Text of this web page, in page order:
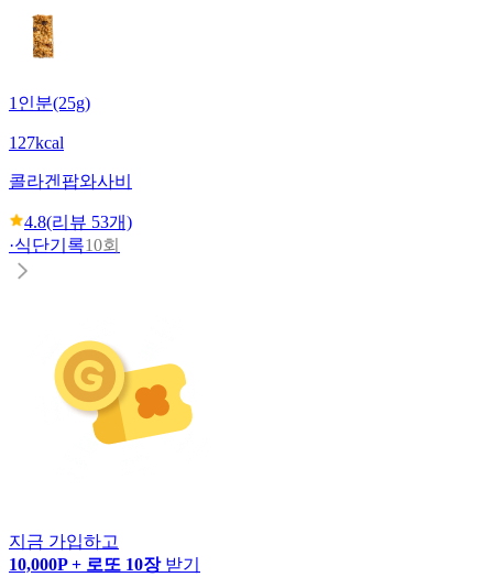
1인분(25g)
127kcal
콜라겐팝와사비
4.8(리뷰 53개)
·식단기록10회
지금 가입하고
10,000P + 로또 10장 받기